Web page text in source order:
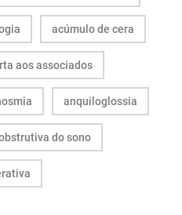
acúmulo de cera
aos associados
anquiloglossia
do sono